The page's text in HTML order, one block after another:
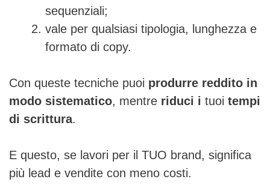
sequenziali;
vale per qualsiasi tipologia, lunghezza e
formato di copy.
Con queste tecniche puoi produrre reddito in
modo sistematico, mentre riduci i tuoi tempi
di scrittura.
E questo, se lavori per il TUO brand, significa
più lead e vendite con meno costi.